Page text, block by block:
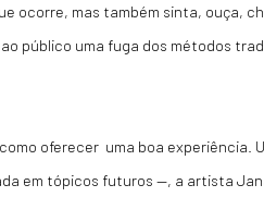
ocorre, mas também sinta, ouça,
público uma fuga dos métodos
oferecer uma boa experiência.
em tópicos futuros —, a artista